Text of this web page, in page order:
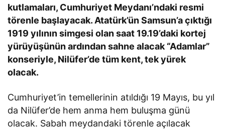
kutlamaları, Cumhuriyet Meydanı’ndaki resmi
törenle başlayacak. Atatürk’ün Samsun’a çıktığı
1919 yılının simgesi olan saat 19.19’daki kortej
yürüyüşünün ardından sahne alacak “Adamlar”
konseriyle, Nilüfer’de tüm kent, tek yürek
olacak.
Cumhuriyet’in temellerinin atıldığı 19 Mayıs, bu yıl
da Nilüfer’de hem anma hem buluşma günü
olacak. Sabah meydandaki törenle açılacak